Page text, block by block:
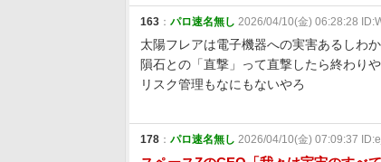
163 ： パロ速名無し 2026/04/10(金) 06:28:28
太陽フレアは電子機器への実害あるしわ
隕石との「直撃」って直撃したら終わり
リスク管理もなにもないやろ
178 ： パロ速名無し 2026/04/10(金) 07:09:37